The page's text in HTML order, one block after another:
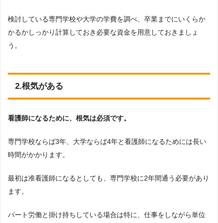
検討している専門学校や大学の学費を調べ、卒業までにいくらか
かるかしっかり計算しておき必要な資金を用意しておきましょ
う。
2.根気がある
看護師になるために、根気は必須です。
専門学校ならば3年、大学ならば4年と看護師になるためには長い
時間がかかります。
最初は准看護師になるとしても、専門学校に2年間通う必要があり
ます。
パート労働と掛け持ちしている場合は特に、仕事をしながら単位